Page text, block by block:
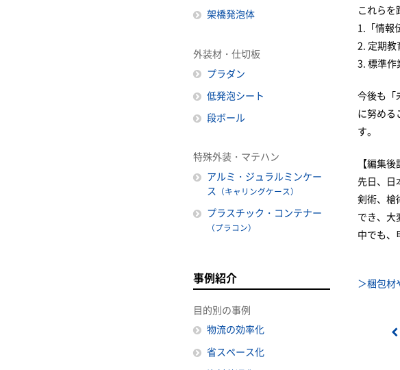
これらを
1.「情報
2. 定期教
3. 標準作
今後も「
に努める
す。
【編集後
先日、日
剣術、槍
でき、大
中でも、
＞梱包材
架橋発泡体
外装材・仕切板
プラダン
低発泡シート
段ボール
特殊外装・マテハン
アルミ・ジュラルミンケー
ス （キャリングケース）
プラスチック・コンテナー
（プラコン）
事例紹介
目的別の事例
物流の効率化
省スペース化